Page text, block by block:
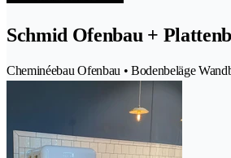
Schmid Ofenbau +
Cheminéebau Ofenbau • Bodenbeläge